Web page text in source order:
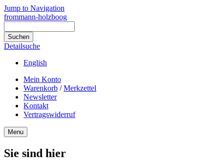
Jump to Navigation
frommann-holzboog
Detailsuche
English
Mein Konto
Warenkorb /Merkzettel
Newsletter
Kontakt
Vertragswiderruf
Menu
Sie sind hier